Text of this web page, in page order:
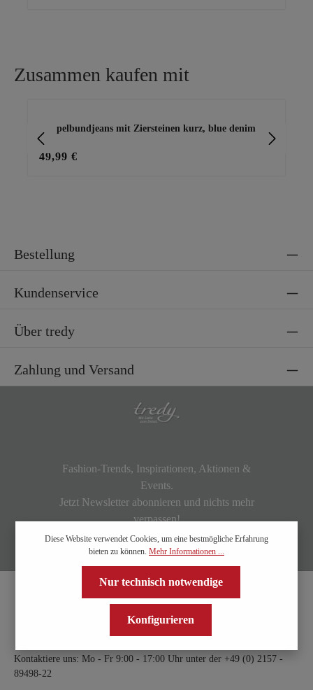
Zusammen kaufen mit
Doppelbundjeans mit Ziersteinen kurz, blue denim
49,99 €
Bestellung
Kundenservice
Über tredy
Zahlung und Versand
Fashion-Trends, Inspirationen, Aktionen &
Events.
Jetzt Newsletter abonnieren und nichts mehr
verpassen!
Kontaktiere uns: Mo - Fr 9:00 - 17:00 Uhr unter der +49 (0) 2157 -
89498-22
Diese Website verwendet Cookies, um eine bestmögliche Erfahrung
bieten zu können. Mehr Informationen ...
Nur technisch notwendige
Konfigurieren